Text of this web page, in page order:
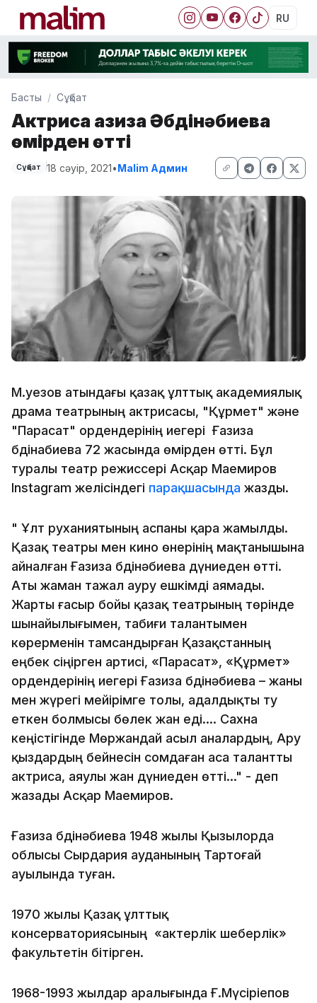
RU
Басты Сұқбат
Актриса Ғазиза Әбдінәбиева
өмірден өтті
Сұқбат 18 сәуір, 2021•Malim Админ
М.Әуезов атындағы қазақ ұлттық академиялық
драма театрының актрисасы, "Құрмет" және
"Парасат" ордендерінің иегері Ғазиза
Әбдінабиева 72 жасында өмірден өтті. Бұл
туралы театр режиссері Асқар Маемиров
Instagram желісіндегі парақшасында жазды.
" Ұлт руханиятының аспаны қара жамылды.
Қазақ театры мен кино өнерінің мақтанышына
айналған Ғазиза Әбдінәбиева дүниеден өтті.
Аты жаман тажал ауру ешкімді аямады.
Жарты ғасыр бойы қазақ театрының төрінде
шынайылығымен, табиғи талантымен
көрерменін тамсандырған Қазақстанның
еңбек сіңірген артисі, «Парасат», «Құрмет»
ордендерінің иегері Ғазиза Әбдінәбиева – жаны
мен жүрегі мейірімге толы, адалдықты ту
еткен болмысы бөлек жан еді.... Сахна
кеңістігінде Мөржандай асыл аналардың, Ару
қыздардың бейнесін сомдаған аса талантты
актриса, аяулы жан дүниеден өтті..." - деп
жазады Асқар Маемиров.
Ғазиза Әбдінәбиева 1948 жылы Қызылорда
облысы Сырдария ауданының Тартоғай
ауылында туған.
1970 жылы Қазақ ұлттық
консерваториясының «актерлік шеберлік»
факультетін бітірген.
1968-1993 жылдар аралығында Ғ.Мүсіріепов